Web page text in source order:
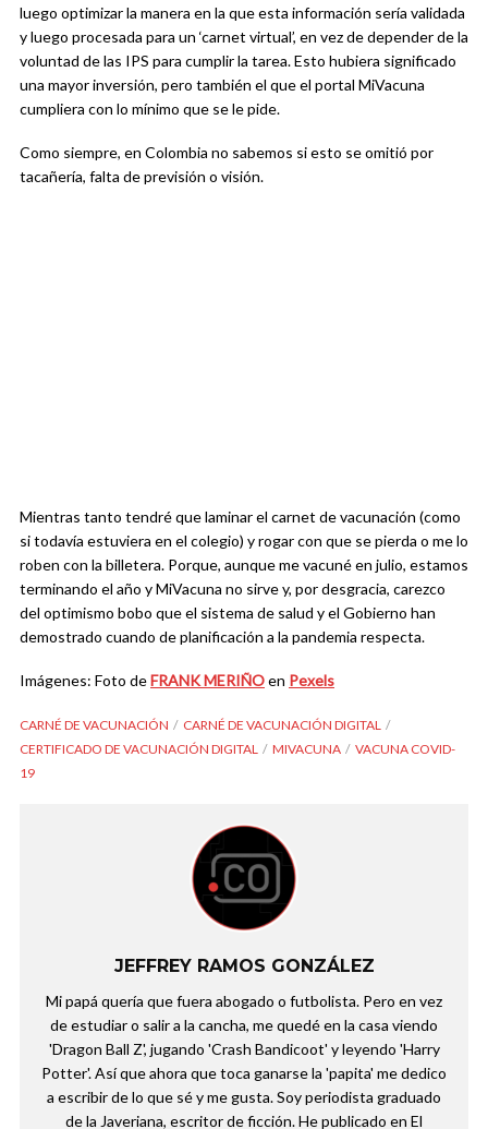
luego optimizar la manera en la que esta información sería validada
y luego procesada para un ‘carnet virtual’, en vez de depender de la
voluntad de las IPS para cumplir la tarea. Esto hubiera significado
una mayor inversión, pero también el que el portal MiVacuna
cumpliera con lo mínimo que se le pide.
Como siempre, en Colombia no sabemos si esto se omitió por
tacañería, falta de previsión o visión.
Mientras tanto tendré que laminar el carnet de vacunación (como
si todavía estuviera en el colegio) y rogar con que se pierda o me lo
roben con la billetera. Porque, aunque me vacuné en julio, estamos
terminando el año y MiVacuna no sirve y, por desgracia, carezco
del optimismo bobo que el sistema de salud y el Gobierno han
demostrado cuando de planificación a la pandemia respecta.
Imágenes: Foto deFRANK MERIÑOen Pexels
CARNÉ DE VACUNACIÓN
CARNÉ DE VACUNACIÓN DIGITAL
CERTIFICADO DE VACUNACIÓN DIGITAL
MIVACUNA
VACUNA COVID-
19
JEFFREY RAMOS GONZÁLEZ
Mi papá quería que fuera abogado o futbolista. Pero en vez
de estudiar o salir a la cancha, me quedé en la casa viendo
'Dragon Ball Z', jugando 'Crash Bandicoot' y leyendo 'Harry
Potter'. Así que ahora que toca ganarse la 'papita' me dedico
a escribir de lo que sé y me gusta. Soy periodista graduado
de la Javeriana, escritor de ficción. He publicado en El